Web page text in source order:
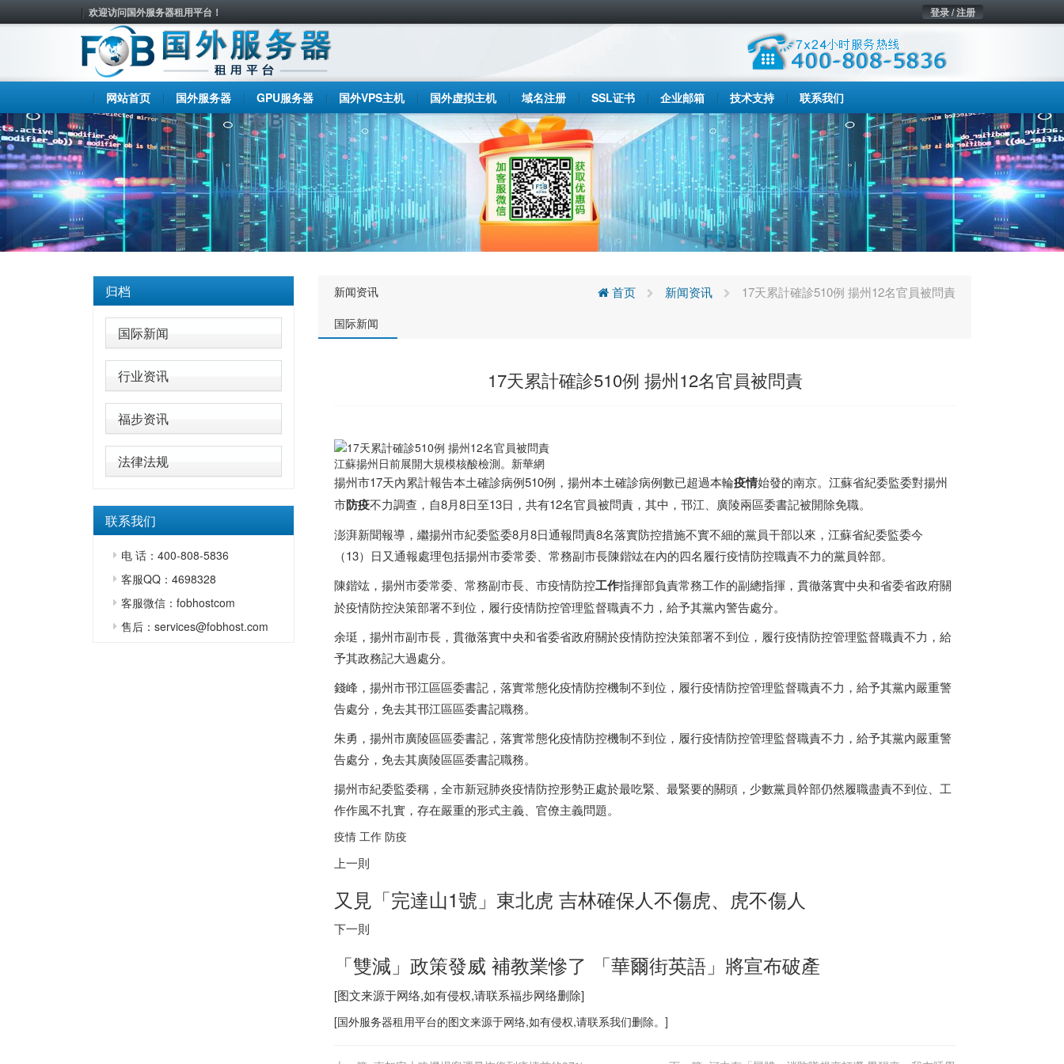
欢迎访问国外服务器租用平台！ 登录 / 注册
网站首页 国外服务器 GPU服务器 国外VPS主机 国外虚拟主机 域名注册 SSL证书 企业邮箱 技术支持 联系我们
归档
国际新闻
行业资讯
福步资讯
法律法规
联系我们
电 话：400-808-5836
客服QQ：4698328
客服微信：fobhostcom
售后：services@fobhost.com
新闻资讯
国际新闻
首页 新闻资讯 17天累計確診510例 揚州12名官員被問責
17天累計確診510例 揚州12名官員被問責
江蘇揚州日前展開大規模核酸檢測。新華網
揚州市17天內累計報告本土確診病例510例，揚州本土確診病例數已超過本輪疫情始發的南京。江蘇省紀委監委對揚州
市防疫不力調查，自8月8日至13日，共有12名官員被問責，其中，邗江、廣陵兩區委書記被開除免職。
澎湃新聞報導，繼揚州市紀委監委8月8日通報問責8名落實防控措施不實不細的黨員干部以來，江蘇省紀委監委今
（13）日又通報處理包括揚州市委常委、常務副市長陳鍇竑在內的四名履行疫情防控職責不力的黨員幹部。
陳鍇竑，揚州市委常委、常務副市長、市疫情防控工作指揮部負責常務工作的副總指揮，貫徹落實中央和省委省政府關
於疫情防控決策部署不到位，履行疫情防控管理監督職責不力，給予其黨內警告處分。
余珽，揚州市副市長，貫徹落實中央和省委省政府關於疫情防控決策部署不到位，履行疫情防控管理監督職責不力，給
予其政務記大過處分。
錢峰，揚州市邗江區區委書記，落實常態化疫情防控機制不到位，履行疫情防控管理監督職責不力，給予其黨內嚴重警
告處分，免去其邗江區區委書記職務。
朱勇，揚州市廣陵區區委書記，落實常態化疫情防控機制不到位，履行疫情防控管理監督職責不力，給予其黨內嚴重警
告處分，免去其廣陵區區委書記職務。
揚州市紀委監委稱，全市新冠肺炎疫情防控形勢正處於最吃緊、最緊要的關頭，少數黨員幹部仍然履職盡責不到位、工
作作風不扎實，存在嚴重的形式主義、官僚主義問題。
疫情 工作 防疫
上一則
又見「完達山1號」東北虎 吉林確保人不傷虎、虎不傷人
下一則
「雙減」政策發威 補教業慘了 「華爾街英語」將宣布破產
[图文来源于网络,如有侵权,请联系福步网络删除]
[国外服务器租用平台的图文来源于网络,如有侵权,请联系我们删除。]